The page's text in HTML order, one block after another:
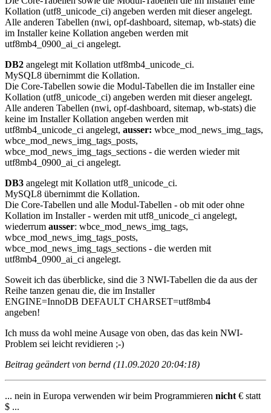
Kollation (utf8_unicode_ci) angeben werden mit dieser angelegt.
Alle anderen Tabellen (nwi, opf-dashboard, sitemap, wb-stats) die
im Installer keine Kollation angeben werden mit
utf8mb4_0900_ai_ci angelegt.
DB2 angelegt mit Kollation utf8mb4_unicode_ci.
MySQL8 übernimmt die Kollation.
Die Core-Tabellen sowie die Modul-Tabellen die im Installer eine
Kollation (utf8_unicode_ci) angeben werden mit dieser angelegt.
Alle anderen Tabellen (nwi, opf-dashboard, sitemap, wb-stats) die
keine im Installer Kollation angeben werden mit
utf8mb4_unicode_ci angelegt, ausser: wbce_mod_news_img_tags,
wbce_mod_news_img_tags_posts,
wbce_mod_news_img_tags_sections - die werden wieder mit
utf8mb4_0900_ai_ci angelegt.
DB3 angelegt mit Kollation utf8_unicode_ci.
MySQL8 übernimmt die Kollation.
Die Core-Tabellen und alle Modul-Tabellen - ob mit oder ohne
Kollation im Installer - werden mit utf8_unicode_ci angelegt,
wiederrum ausser: wbce_mod_news_img_tags,
wbce_mod_news_img_tags_posts,
wbce_mod_news_img_tags_sections - die werden mit
utf8mb4_0900_ai_ci angelegt.
Soweit ich das überblicke, sind die 3 NWI-Tabellen die da aus der
Reihe tanzen genau die, die im Installer
ENGINE=InnoDB DEFAULT CHARSET=utf8mb4
angeben!
Ich muss da wohl meine Ausage von oben, das das kein NWI-
Problem sei leicht revidieren ;-)
Beitrag geändert von bernd (11.09.2020 20:04:18)
... nein in Europa verwenden wir beim Programmieren nicht € statt
$ ...